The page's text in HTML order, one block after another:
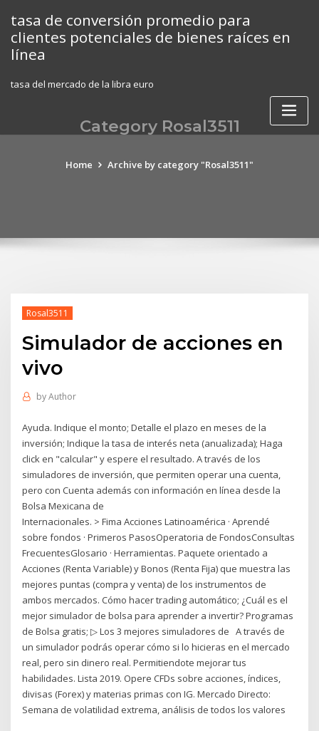
content
tasa de conversión promedio para
clientes potenciales de bienes raíces en
línea
tasa del mercado de la libra euro
Category Rosal3511
Home Archive by category "Rosal3511"
Rosal3511
Simulador de acciones en
vivo
byAuthor
Ayuda. Indique el monto; Detalle el plazo en meses de la
inversión; Indique la tasa de interés neta (anualizada); Haga
click en "calcular" y espere el resultado. A través de los
simuladores de inversión, que permiten operar una cuenta,
pero con Cuenta además con información en línea desde la
Bolsa Mexicana de
Internacionales. > Fima Acciones Latinoamérica · Aprendé
sobre fondos · Primeros PasosOperatoria de FondosConsultas
FrecuentesGlosario · Herramientas. Paquete orientado a
Acciones (Renta Variable) y Bonos (Renta Fija) que muestra las
mejores puntas (compra y venta) de los instrumentos de
ambos mercados. Cómo hacer trading automático; ¿Cuál es el
mejor simulador de bolsa para aprender a invertir? Programas
de Bolsa gratis; ▷ Los 3 mejores simuladores de A través de
un simulador podrás operar cómo si lo hicieras en el mercado
real, pero sin dinero real. Permitiendote mejorar tus
habilidades. Lista 2019. Opere CFDs sobre acciones, índices,
divisas (Forex) y materias primas con IG. Mercado Directo:
Semana de volatilidad extrema, análisis de todos los valores